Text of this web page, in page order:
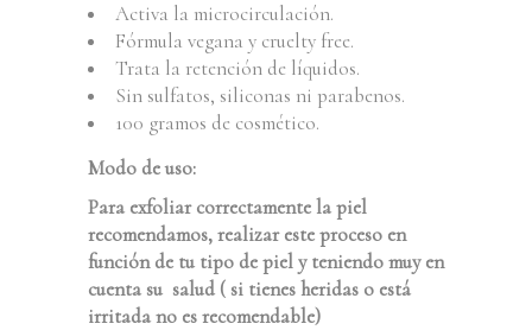
Activa la microcirculación.
Fórmula vegana y cruelty free.
Trata la retención de líquidos.
Sin sulfatos, siliconas ni parabenos.
100 gramos de cosmético.
Modo de uso:
Para exfoliar correctamente la piel
recomendamos, realizar este proceso en
función de tu tipo de piel y teniendo muy en
cuenta su salud ( si tienes heridas o está
irritada no es recomendable)